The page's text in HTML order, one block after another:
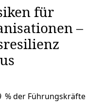
für
–
% der Führungskräfte